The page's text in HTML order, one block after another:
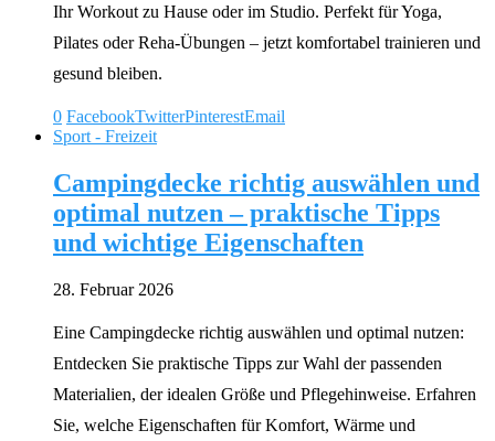
Ihr Workout zu Hause oder im Studio. Perfekt für Yoga,
Pilates oder Reha-Übungen – jetzt komfortabel trainieren und
gesund bleiben.
0 FacebookTwitterPinterestEmail
Sport - Freizeit
Campingdecke richtig auswählen und
optimal nutzen – praktische Tipps
und wichtige Eigenschaften
28. Februar 2026
Eine Campingdecke richtig auswählen und optimal nutzen:
Entdecken Sie praktische Tipps zur Wahl der passenden
Materialien, der idealen Größe und Pflegehinweise. Erfahren
Sie, welche Eigenschaften für Komfort, Wärme und